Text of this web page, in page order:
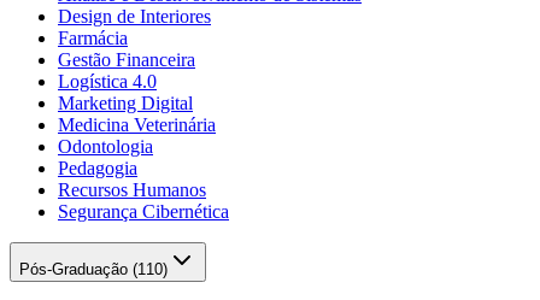
Design de Interiores
Farmácia
Gestão Financeira
Logística 4.0
Marketing Digital
Medicina Veterinária
Odontologia
Pedagogia
Recursos Humanos
Segurança Cibernética
Pós-Graduação (110)